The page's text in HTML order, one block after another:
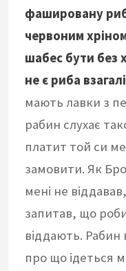
фашировану
червоним
шабес бути без
не є риба
мають лавки з
рабин слухає
платит той си
замовити. Як
мені не
запитав, що
віддають.
про що ідеться